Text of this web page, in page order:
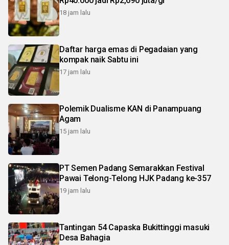
18 jam lalu
Daftar harga emas di Pegadaian yang
kompak naik Sabtu ini
17 jam lalu
Polemik Dualisme KAN di Panampuang
Agam
15 jam lalu
PT Semen Padang Semarakkan Festival
Pawai Telong-Telong HJK Padang ke-357
19 jam lalu
Tantingan 54 Capaska Bukittinggi masuki
Desa Bahagia